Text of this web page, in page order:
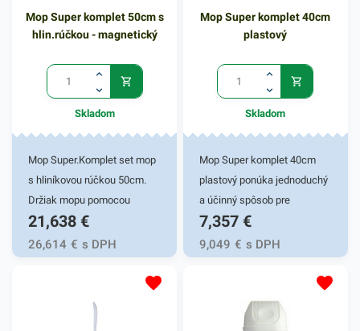
Mop Super komplet 50cm s
hlin.rúčkou - magnetický
Skladom
Mop Super.Komplet set mop
s hliníkovou rúčkou 50cm.
Držiak mopu pomocou
magnetu je určený na všetky
typy kapsových a
univerzálnych mopo.
Perfektná priľnavosť zaručí
spoľahlivé odstránenie
21,638 €
26,614 € s DPH
Mop Super komplet 40cm
plastový
Skladom
Mop Super komplet 40cm
plastový ponúka jednoduchý
a účinný spôsob pre
vyčistenie podlahy u vás
doma či v práci. Tento mop
disponuje šírkou 40 cm.
zadnej strane kapsy, ktoré
slúžia na nasadenie. Mop má
7,357 €
9,049 € s DPH